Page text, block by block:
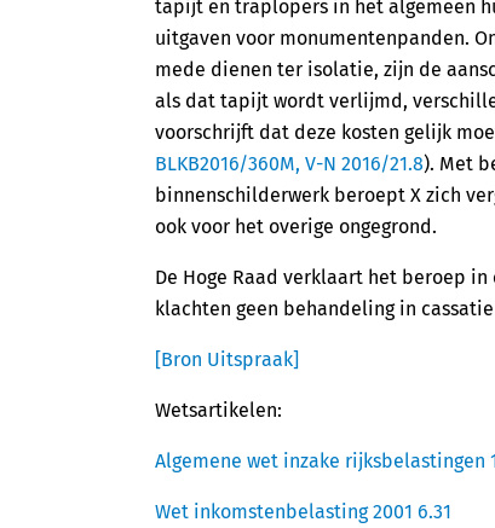
tapijt en traplopers in het algemeen
uitgaven voor monumentenpanden.
mede dienen ter isolatie, zijn de
als dat tapijt wordt verlijmd,
voorschrijft dat deze kosten gelijk
BLKB2016/360M, V-N 2016/21.8). Met
binnenschilderwerk beroept X zich
ook voor het overige ongegrond.
De Hoge Raad verklaart het beroep
klachten geen behandeling in
[Bron Uitspraak]
Wetsartikelen:
Algemene wet inzake rijksbelastingen
Wet inkomstenbelasting 2001 6.31